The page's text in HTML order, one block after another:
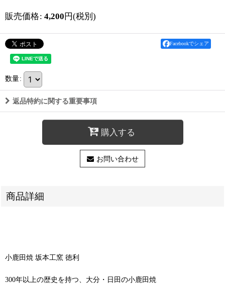
販売価格: 4,200 円(税別)
Facebookでシェア
数量:
返品特約に関する重要事項
購入する
お問い合わせ
商品詳細
小鹿田焼 坂本工窯 徳利
300年以上の歴史を持つ、大分・日田の小鹿田焼